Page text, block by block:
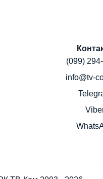
(099)
info@tv-